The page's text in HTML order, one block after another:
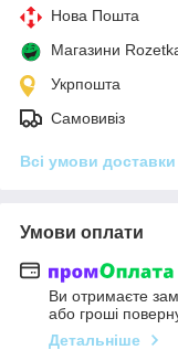
Нова Пошта
Магазини
Укрпошта
Самовивіз
Всі умови доставки
Умови оплати
Ви отримаєте
або гроші
Детальніше